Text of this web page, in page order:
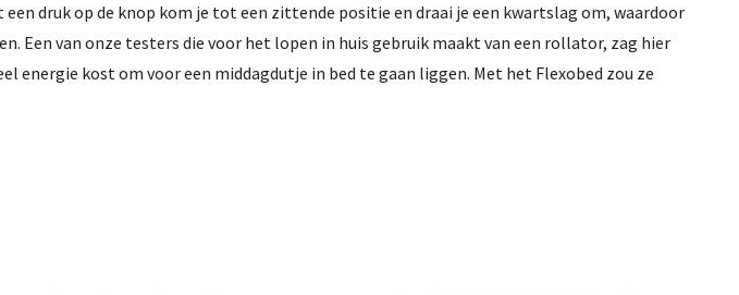
druk op de knop kom je tot een zittende positie en draai je een kwartslag om, waardoor
Een van onze testers die voor het lopen in huis gebruik maakt van een rollator, zag hier
kost om voor een middagdutje in bed te gaan liggen. Met het Flexobed zou ze